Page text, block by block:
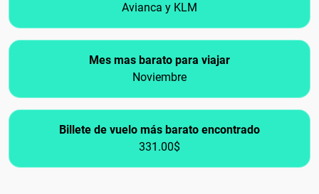
Avianca y KLM
Mes mas barato para viajar
Noviembre
Billete de vuelo más barato encontrado
331.00$